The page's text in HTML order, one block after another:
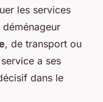
les services
, de transport ou
a ses
dans le